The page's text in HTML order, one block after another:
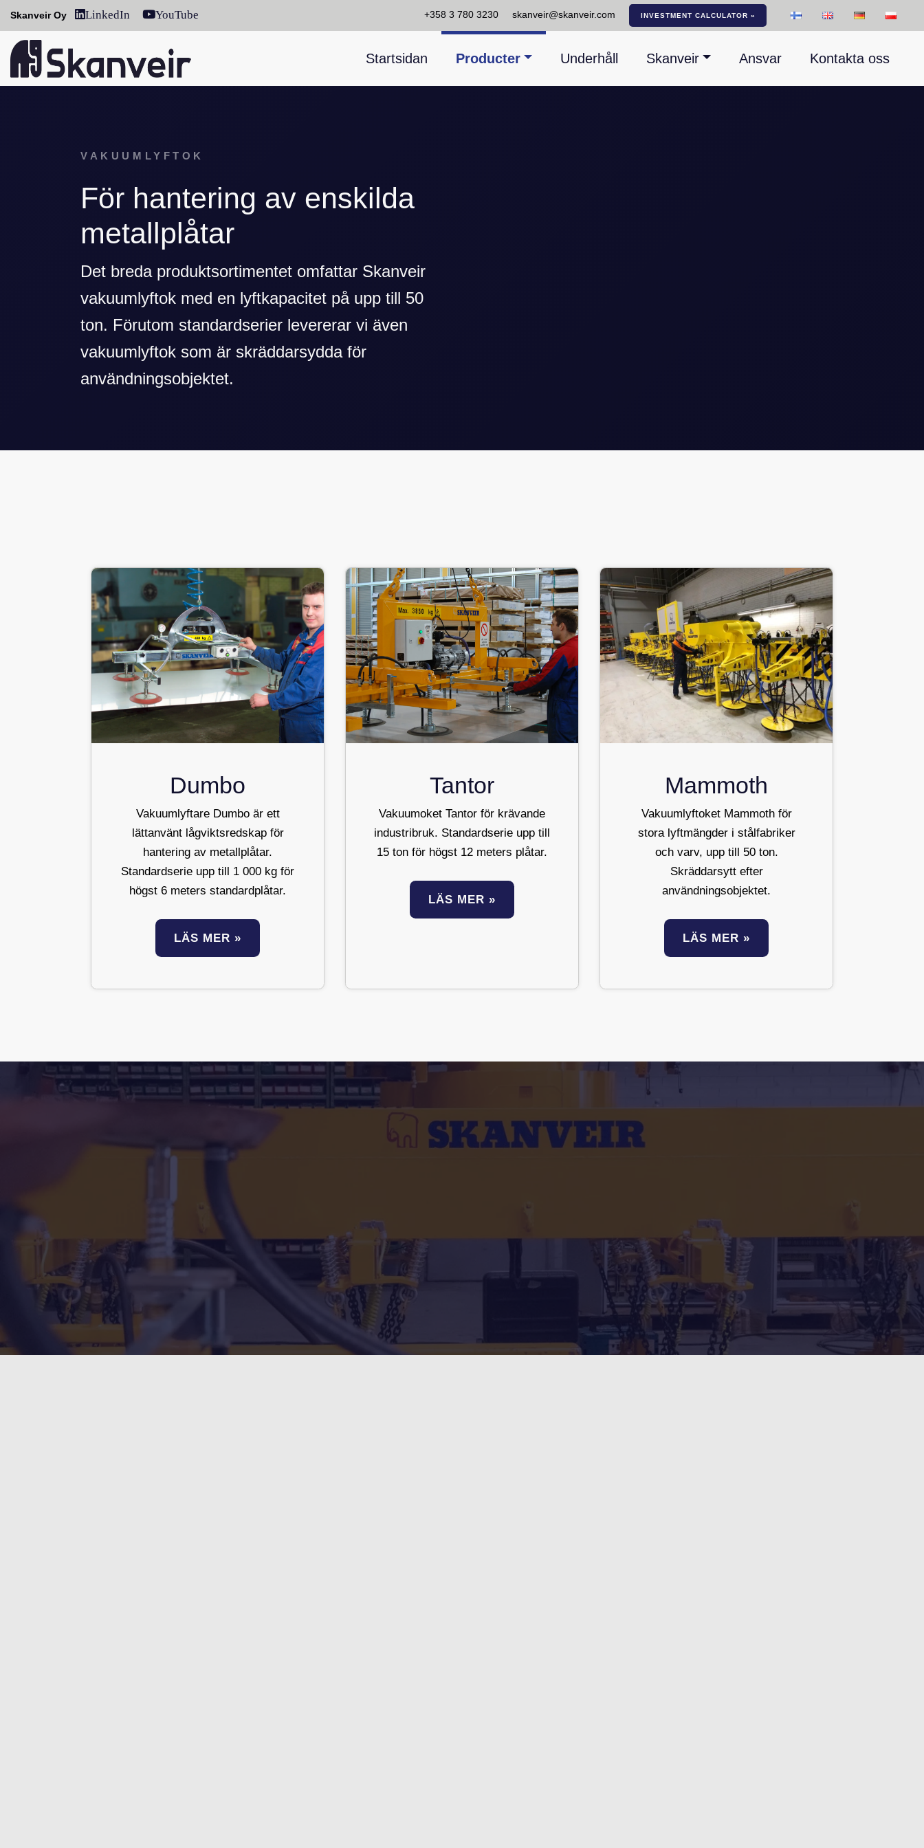
Skanveir Oy LinkedIn YouTube +358 3 780 3230 skanveir@skanveir.com INVESTMENT CALCULATOR »
Startsidan Producter Underhåll Skanveir Ansvar Kontakta oss
VAKUUMLYFTOK
För hantering av enskilda
metallplåtar
Det breda produktsortimentet omfattar Skanveir
vakuumlyftok med en lyftkapacitet på upp till 50
ton. Förutom standardserier levererar vi även
vakuumlyftok som är skräddarsydda för
användningsobjektet.
Dumbo
Vakuumlyftare Dumbo är ett
lättanvänt lågviktsredskap för
hantering av metallplåtar.
Standardserie upp till 1 000 kg för
högst 6 meters standardplåtar.
LÄS MER »
Tantor
Vakuumoket Tantor för krävande
industribruk. Standardserie upp till
15 ton för högst 12 meters plåtar.
LÄS MER »
Mammoth
Vakuumlyftoket Mammoth för
stora lyftmängder i stålfabriker
och varv, upp till 50 ton.
Skräddarsytt efter
användningsobjektet.
LÄS MER »
vakuumlyftteknik för krävande bru
översta plåten i en bunt
Lyftet repar eller skadar inte
plåten